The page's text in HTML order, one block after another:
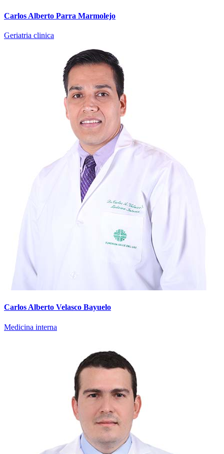
Carlos Alberto Parra Marmolejo
Geriatria clinica
Carlos Alberto Velasco Bayuelo
Medicina interna